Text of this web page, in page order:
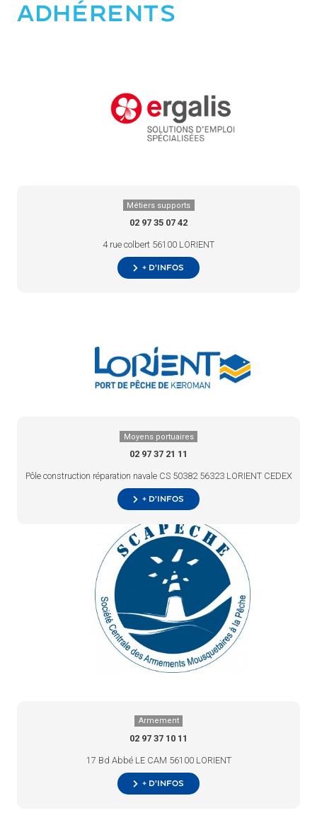
ADHÉRENTS
Métiers supports
02 97 35 07 42
4 rue colbert 56100 LORIENT
+ d’infos
Moyens portuaires
02 97 37 21 11
Pôle construction réparation navale CS 50382 56323 LORIENT CEDEX
+ d’infos
Armement
02 97 37 10 11
17 Bd Abbé LE CAM 56100 LORIENT
+ d’infos